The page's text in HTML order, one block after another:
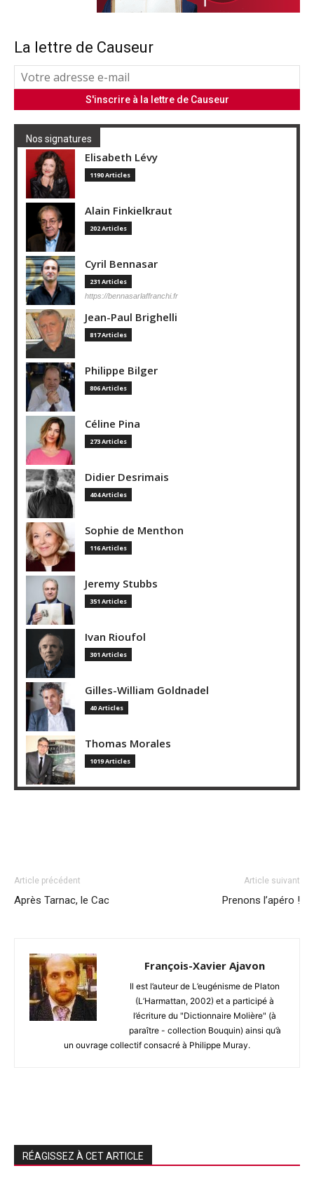
La lettre de Causeur
Nos signatures
Elisabeth Lévy
1190 Articles
Alain Finkielkraut
202 Articles
Cyril Bennasar
231 Articles
https://bennasarlaffranchi.fr
Jean-Paul Brighelli
817 Articles
Philippe Bilger
806 Articles
Céline Pina
273 Articles
Didier Desrimais
404 Articles
Sophie de Menthon
116 Articles
Jeremy Stubbs
351 Articles
Ivan Rioufol
301 Articles
Gilles-William Goldnadel
40 Articles
Thomas Morales
1019 Articles
Article précédent
Après Tarnac, le Cac
Article suivant
Prenons l’apéro !
François-Xavier Ajavon
Il est l’auteur de L’eugénisme de Platon
(L’Harmattan, 2002) et a participé à
l’écriture du "Dictionnaire Molière" (à
paraître - collection Bouquin) ainsi qu’à
un ouvrage collectif consacré à Philippe Muray.
RÉAGISSEZ À CET ARTICLE